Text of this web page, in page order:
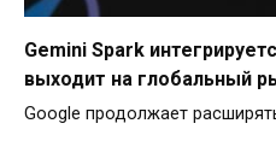
Gemini Spark
выходит на глобальный
Google продолжает